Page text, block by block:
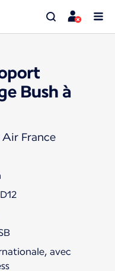
Bush à
Air France
avec